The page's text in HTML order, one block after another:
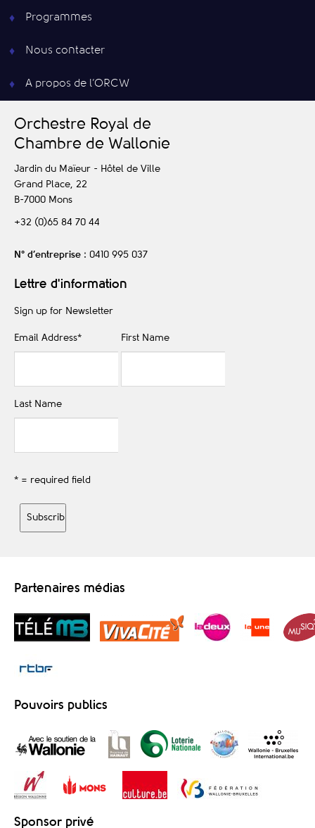
Programmes
Nous contacter
A propos de l’ORCW
Orchestre Royal de
Chambre de Wallonie
Jardin du Maïeur - Hôtel de Ville
Grand Place, 22
B-7000 Mons
+32 (0)65 84 70 44
N° d’entreprise : 0410 995 037
Lettre d'information
Sign up for Newsletter
Email Address* First Name
Last Name
* = required field
Partenaires médias
Pouvoirs publics
Sponsor privé